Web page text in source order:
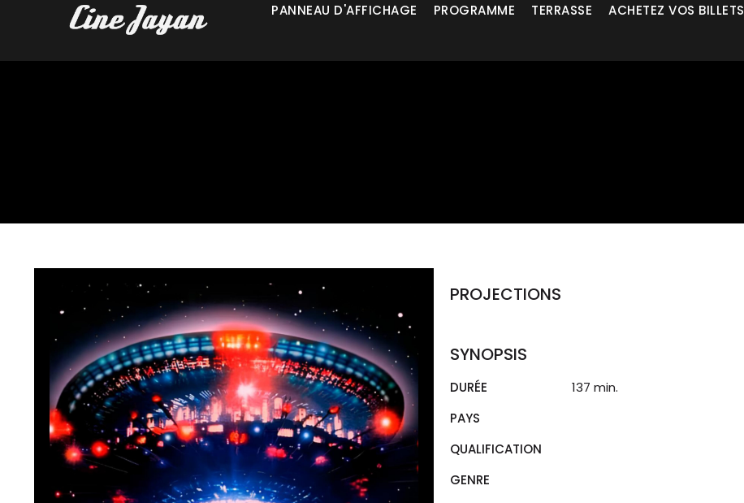
PANNEAU D'AFFICHAGE PROGRAMME TERRASSE ACHETEZ VOS BILLETS
PROJECTIONS
SYNOPSIS
DURÉE
137 min.
PAYS
QUALIFICATION
GENRE